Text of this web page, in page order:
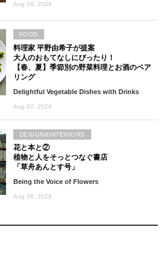
Aug 08, 2026
料理家 平野由希子が提案
大人のおもてなしにぴったり！
【春、夏】季節別の野菜料理とお酒のペア
リング
Delightful Vegetable Dishes with Drinks
Aug 07, 2026
FOOD
花と本と②
植物と人をそっとつなぐ書店
「草舟あんとす号」
Being the Voice of Flowers
Aug 06, 2026
DESIGN&INTERIORS